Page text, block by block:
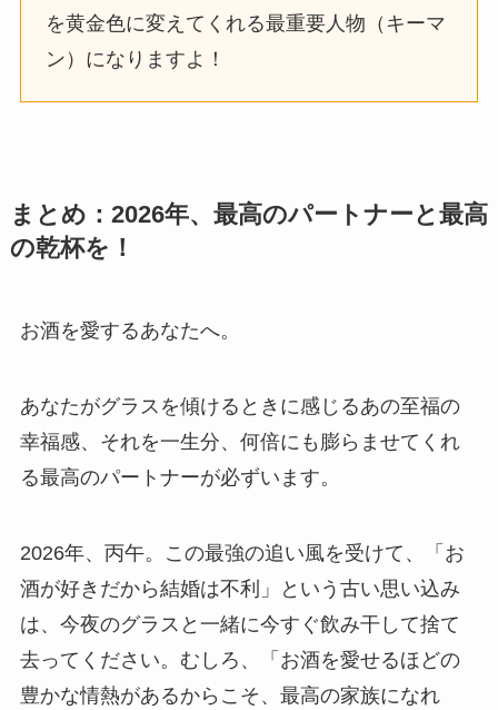
を黄金色に変えてくれる最重要人物（キーマ
ン）になりますよ！
まとめ：2026年、最高のパートナーと最高
の乾杯を！
お酒を愛するあなたへ。
あなたがグラスを傾けるときに感じるあの至福の
幸福感、それを一生分、何倍にも膨らませてくれ
る最高のパートナーが必ずいます。
2026年、丙午。この最強の追い風を受けて、「お
酒が好きだから結婚は不利」という古い思い込み
は、今夜のグラスと一緒に今すぐ飲み干して捨て
去ってください。むしろ、「お酒を愛せるほどの
豊かな情熱があるからこそ、最高の家族になれ